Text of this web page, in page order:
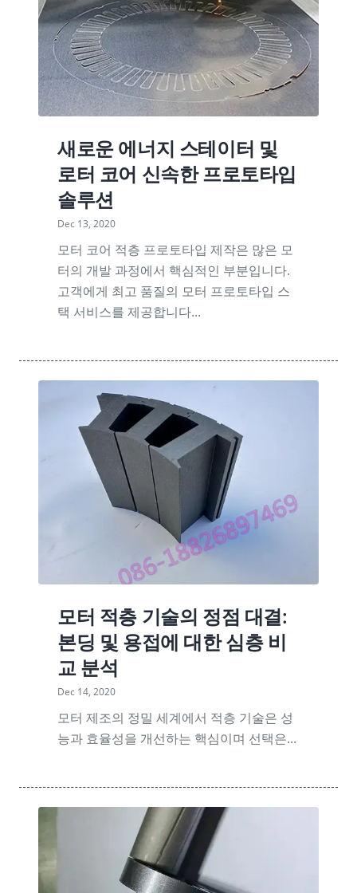
새로운 에너지 스테이터 및
로터 코어 신속한 프로토타입
솔루션
Dec 13, 2020
모터 코어 적층 프로토타입 제작은 많은 모
터의 개발 과정에서 핵심적인 부분입니다.
고객에게 최고 품질의 모터 프로토타입 스
택 서비스를 제공합니다...
모터 적층 기술의 정점 대결:
본딩 및 용접에 대한 심층 비
교 분석
Dec 14, 2020
모터 제조의 정밀 세계에서 적층 기술은 성
능과 효율성을 개선하는 핵심이며 선택은...